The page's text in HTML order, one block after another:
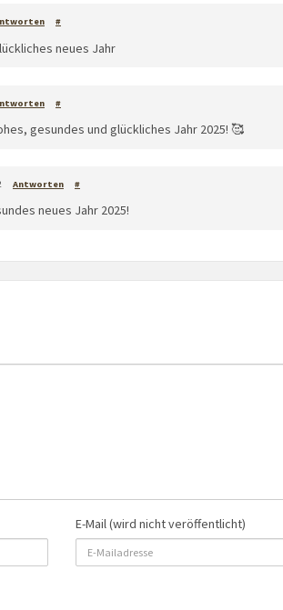
#
neues Jahr
#
gesundes und glückliches Jahr 2025! 🥰
Antworten #
neues Jahr 2025!
E-Mail (wird nicht veröffentlicht)